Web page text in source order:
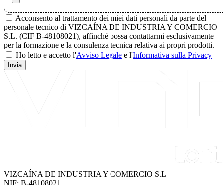
Acconsento al trattamento dei miei dati personali da parte del
personale tecnico di VIZCAÍNA DE INDUSTRIA Y COMERCIO
S.L. (CIF B-48108021), affinché possa contattarmi esclusivamente
per la formazione e la consulenza tecnica relativa ai propri prodotti.
Ho letto e accetto l'Avviso Legale e l'Informativa sulla Privacy
Invia
VIZCAÍNA DE INDUSTRIA Y COMERCIO S.L
NIF: B-48108021